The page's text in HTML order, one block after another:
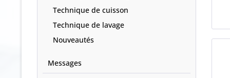
Technique de cuisson
Technique de lavage
Nouveautés
Messages